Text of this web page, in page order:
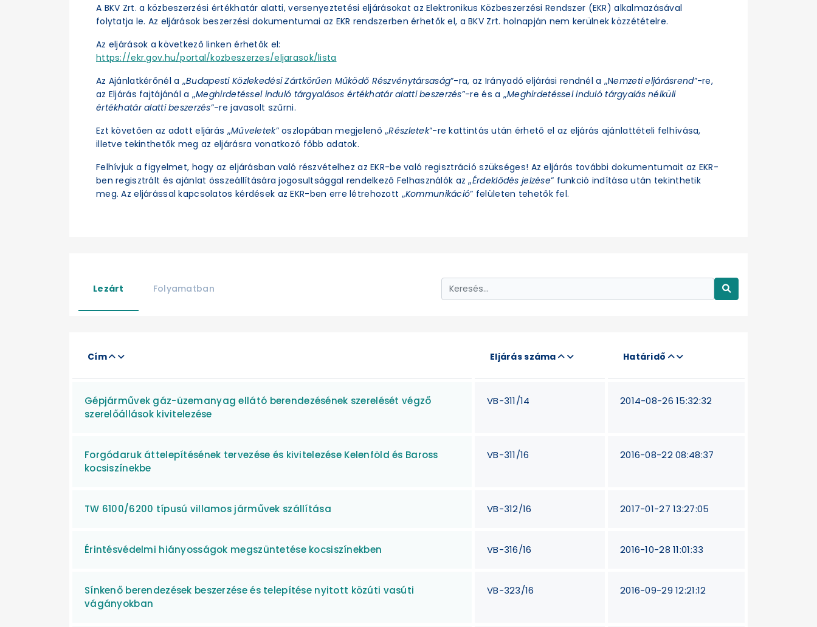
A BKV Zrt. a közbeszerzési értékhatár alatti, versenyeztetési eljárásokat az Elektronikus Közbeszerzési Rendszer (EKR) alkalmazásával
folytatja le. Az eljárások beszerzési dokumentumai az EKR rendszerben érhetők el, a BKV Zrt. holnapján nem kerülnek közzétételre.
Az eljárások a következő linken érhetők el:
https://ekr.gov.hu/portal/kozbeszerzes/eljarasok/lista
Az Ajánlatkérőnél a „Budapesti Közlekedési Zártkörűen Működő Részvénytársaság”-ra, az Irányadó eljárási rendnél a „Nemzeti eljárásrend”-re,
az Eljárás fajtájánál a „Meghirdetéssel induló tárgyalásos értékhatár alatti beszerzés”-re és a „Meghirdetéssel induló tárgyalás nélküli
értékhatár alatti beszerzés”-re javasolt szűrni.
Ezt követően az adott eljárás „Műveletek” oszlopában megjelenő „Részletek”-re kattintás után érhető el az eljárás ajánlattételi felhívása,
illetve tekinthetők meg az eljárásra vonatkozó főbb adatok.
Felhívjuk a figyelmet, hogy az eljárásban való részvételhez az EKR-be való regisztráció szükséges! Az eljárás további dokumentumait az EKR-
ben regisztrált és ajánlat összeállítására jogosultsággal rendelkező Felhasználók az „Érdeklődés jelzése” funkció indítása után tekinthetik
meg. Az eljárással kapcsolatos kérdések az EKR-ben erre létrehozott „Kommunikáció” felületen tehetők fel.
Lezárt Folyamatban
Cím Eljárás száma Határidő
Gépjárművek gáz-üzemanyag ellátó berendezésének szerelését végző
szerelőállások kivitelezése
VB-311/14 2014-08-26 15:32:32
Forgódaruk áttelepítésének tervezése és kivitelezése Kelenföld és Baross
kocsiszínekbe
VB-311/16 2016-08-22 08:48:37
TW 6100/6200 típusú villamos járművek szállítása VB-312/16 2017-01-27 13:27:05
Érintésvédelmi hiányosságok megszüntetése kocsiszínekben VB-316/16 2016-10-28 11:01:33
Sínkenő berendezések beszerzése és telepítése nyitott közúti vasúti
vágányokban
VB-323/16 2016-09-29 12:21:12